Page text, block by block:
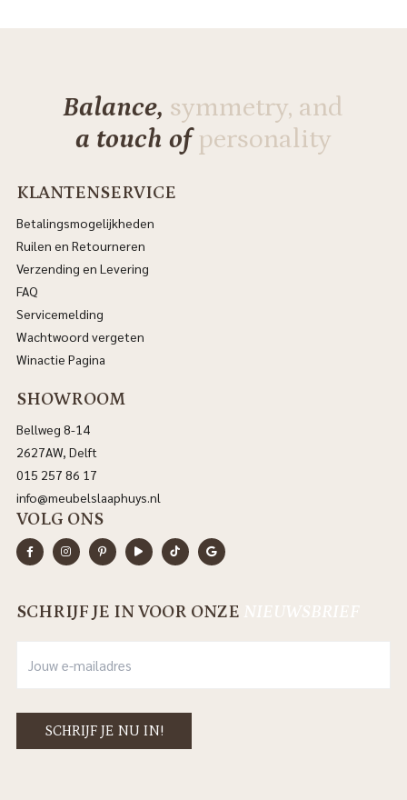
Balance, symmetry, and
a touch ofpersonality
KLANTENSERVICE
Betalingsmogelijkheden
Ruilen en Retourneren
Verzending en Levering
FAQ
Servicemelding
Wachtwoord vergeten
Winactie Pagina
SHOWROOM
Bellweg 8-14
2627AW, Delft
015 257 86 17
info@meubelslaaphuys.nl
VOLG ONS
SCHRIJF JE IN VOOR ONZE NIEUWSBRIEF